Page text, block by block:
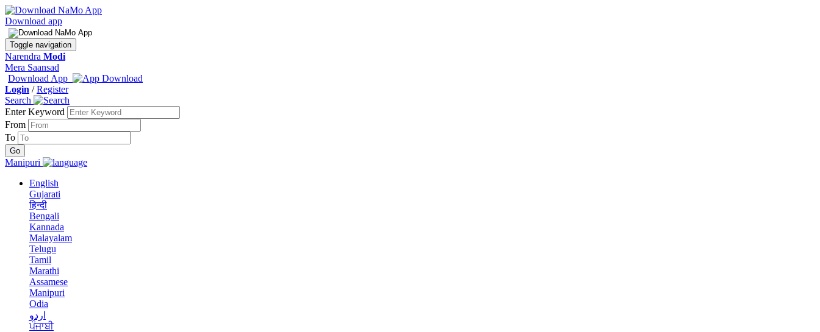
Download app
Toggle navigation
Narendra Modi
Mera Saansad
Download App
Login /Register
Search
Enter Keyword
From
To
Manipuri
English
Gujarati
हिन्दी
Bengali
Kannada
Malayalam
Telugu
Tamil
Marathi
Assamese
Manipuri
Odia
اردو
ਪੰਜਾਬੀ